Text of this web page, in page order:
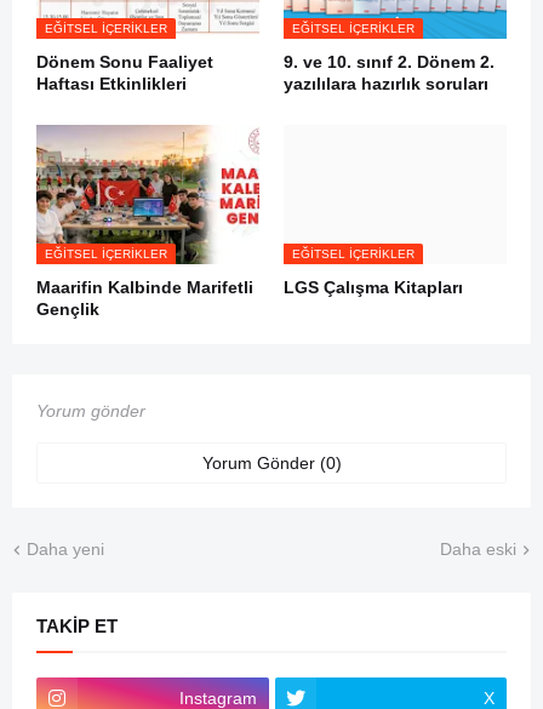
EĞITSEL İÇERIKLER
Dönem Sonu Faaliyet
Haftası Etkinlikleri
EĞITSEL İÇERIKLER
9. ve 10. sınıf 2. Dönem 2.
yazılılara hazırlık soruları
EĞITSEL İÇERIKLER
Maarifin Kalbinde Marifetli
Gençlik
EĞITSEL İÇERIKLER
LGS Çalışma Kitapları
Yorum gönder
Yorum Gönder (0)
Daha yeni Daha eski
TAKIP ET
Instagram X